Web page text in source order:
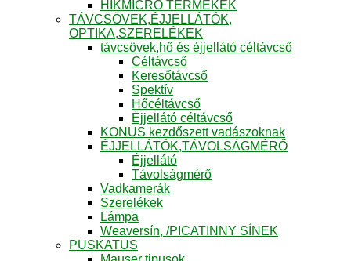
HIKMICRO TERMÉKEK
TÁVCSÖVEK,ÉJJELLÁTÓK,
OPTIKA,SZERELÉKEK
távcsövek,hő és éjjellátó céltávcső
Céltávcső
Keresőtávcső
Spektív
Hőcéltávcső
Éjjellátó céltávcső
KONUS kezdőszett vadászoknak
ÉJJELLÁTÓK,TÁVOLSÁGMÉRŐ
Éjjellátó
Távolságmérő
Vadkamerák
Szerelékek
Lámpa
Weaversín, /PICATINNY SÍNEK
PUSKATUS